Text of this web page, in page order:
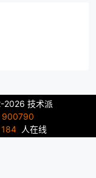
技术派
900790
184人在线